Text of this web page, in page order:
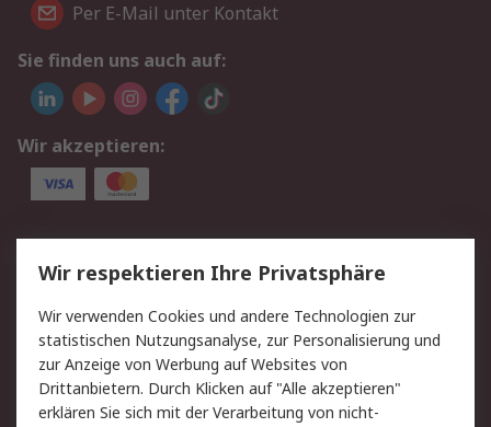
Per E-Mail unter Kontakt
Sie finden uns auch auf:
Wir akzeptieren:
Service
Value Added Services
Lieferlösungen
Rücksendungen
Kontakt
Hilfe
Privatkunden
Rechtliches
Wir respektieren Ihre Privatsphäre
Wir verwenden Cookies und andere Technologien zur
statistischen Nutzungsanalyse, zur Personalisierung und
zur Anzeige von Werbung auf Websites von
Drittanbietern. Durch Klicken auf "Alle akzeptieren"
erklären Sie sich mit der Verarbeitung von nicht-